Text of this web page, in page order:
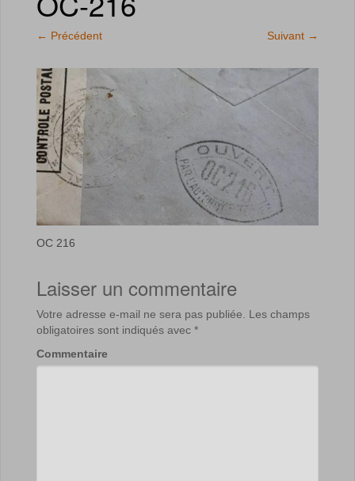
← Précédent Suivant →
OC 216
Laisser un commentaire
Votre adresse e-mail ne sera pas publiée.
Les champs
obligatoires sont indiqués avec *
Commentaire